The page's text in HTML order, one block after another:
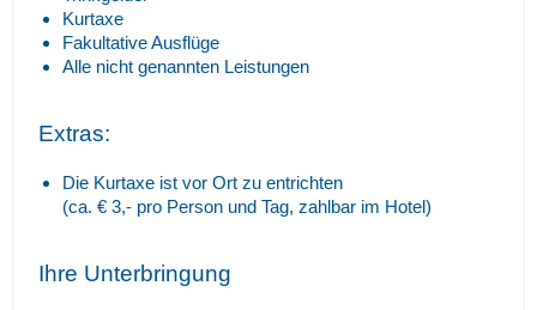
Kurtaxe
Fakultative Ausflüge
Alle nicht genannten Leistungen
Extras:
Die Kurtaxe ist vor Ort zu entrichten
(ca. € 3,- pro Person und Tag, zahlbar im Hotel)
Ihre Unterbringung